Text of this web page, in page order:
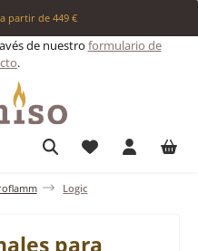
partir de 449 €
de nuestro formulario de
.
Tienes 0
Logic
para